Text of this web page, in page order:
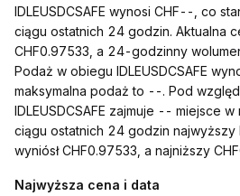
IDLEUSDCSAFE wynosi CHF--, co
ciągu ostatnich 24 godzin. Aktualna
CHF0.97533, a 24-godzinny
Podaż w obiegu IDLEUSDCSAFE
maksymalna podaż to --. Pod
IDLEUSDCSAFE zajmuje -- miejsce
ciągu ostatnich 24 godzin najwyższy
wyniósł CHF0.97533, a najniższy
Najwyższa cena i data